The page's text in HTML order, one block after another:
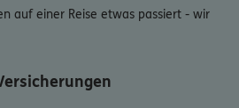
auf einer Reise etwas passiert - wir